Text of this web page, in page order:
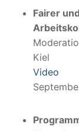
Fairer
Kiel
Video